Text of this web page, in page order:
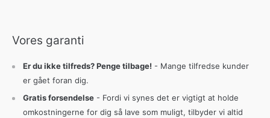
Vores garanti
Er du ikke tilfreds? Penge tilbage! - Mange tilfredse kunder
er gået foran dig.
Gratis forsendelse - Fordi vi synes det er vigtigt at holde
omkostningerne for dig så lave som muligt, tilbyder vi altid